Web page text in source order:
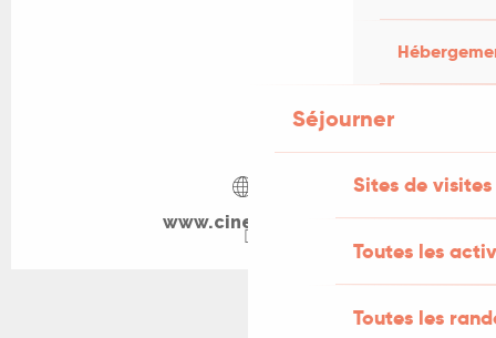
Séjourner
Sites de visites
Toutes les
Toutes les
www.cine-lot.com